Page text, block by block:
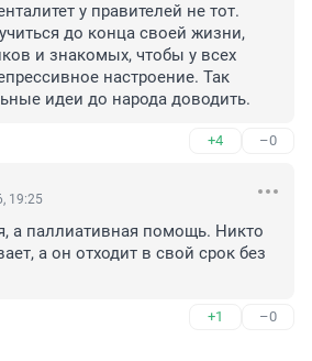
у правителей не тот.
до конца своей жизни,
и знакомых, чтобы у всех
настроение. Так
идеи до народа доводить.
+4 –0
19:25
а паллиативная помощь. Никто
а он отходит в свой срок без
+1 –0